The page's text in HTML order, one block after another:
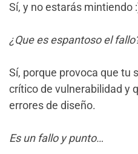
Sí, y no estarás mintiendo
¿Que es espantoso el
Sí, porque provoca que tu
crítico de vulnerabilidad y
errores de diseño.
Es un fallo y punto…